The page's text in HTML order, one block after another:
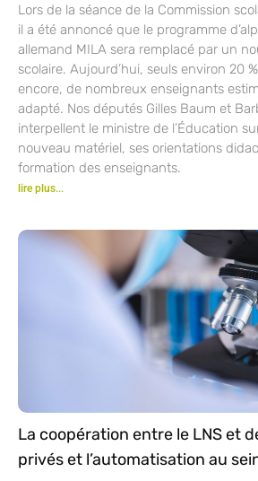
Lors de la séance de la Commission
il a été annoncé que le programme
allemand MILA sera remplacé par un
scolaire. Aujourd’hui, seuls environ 20
encore, de nombreux enseignants
adapté. Nos députés Gilles Baum et
interpellent le ministre de l’Éducation
nouveau matériel, ses orientations
formation des enseignants.
lire plus...
La coopération entre le LNS et
privés et l’automatisation au